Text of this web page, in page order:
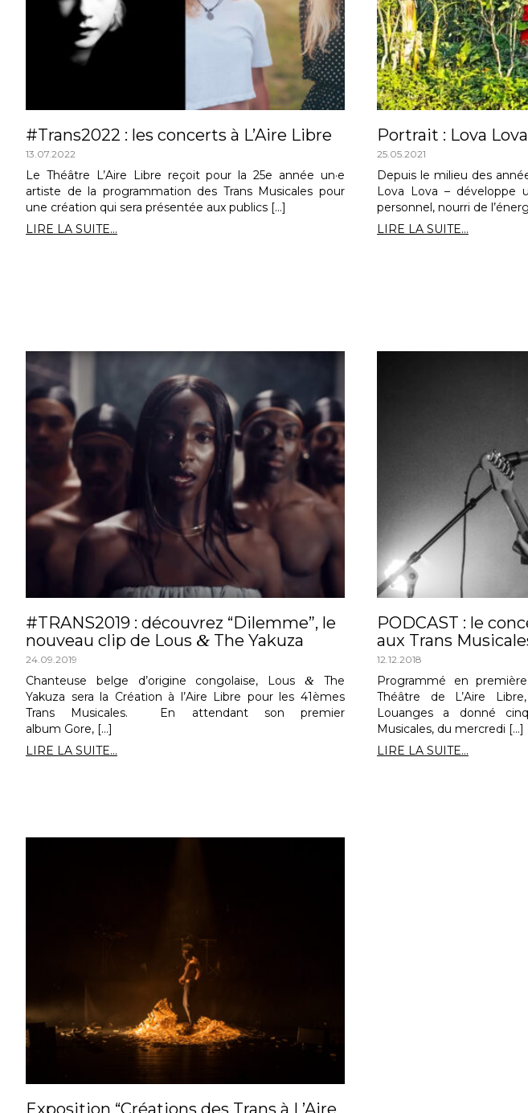
#Trans2022 : les concerts à L’Aire Libre
13.07.2022
Le Théâtre L’Aire Libre reçoit pour la 25e année un·e
artiste de la programmation des Trans Musicales pour
une création qui sera présentée aux publics […]
LIRE LA SUITE...
Portrait : Lova Lova
25.05.2021
Depuis le milieu des
Lova Lova – développe
personnel, nourri de
LIRE LA SUITE...
#TRANS2019 : découvrez “Dilemme”, le
nouveau clip de Lous & The Yakuza
24.09.2019
Chanteuse belge d’origine congolaise, Lous& The
Yakuza sera la Création à l’Aire Libre pour les 41èmes
Trans Musicales. En attendant son premier
album Gore, […]
LIRE LA SUITE...
PODCAST : le
aux Trans
12.12.2018
Programmé en
Théâtre de L’Aire
Louanges a donné
Musicales, du mercredi […]
LIRE LA SUITE...